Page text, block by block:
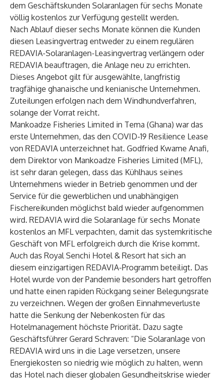
dem Geschäftskunden Solaranlagen für sechs Monate
völlig kostenlos zur Verfügung gestellt werden.
Nach Ablauf dieser sechs Monate können die Kunden
diesen Leasingvertrag entweder zu einem regulären
REDAVIA-Solaranlagen-Leasingvertrag verlängern oder
REDAVIA beauftragen, die Anlage neu zu errichten.
Dieses Angebot gilt für ausgewählte, langfristig
tragfähige ghanaische und kenianische Unternehmen.
Zuteilungen erfolgen nach dem Windhundverfahren,
solange der Vorrat reicht.
Mankoadze Fisheries Limited in Tema (Ghana) war das
erste Unternehmen, das den COVID-19 Resilience Lease
von REDAVIA unterzeichnet hat. Godfried Kwame Anafi,
dem Direktor von Mankoadze Fisheries Limited (MFL),
ist sehr daran gelegen, dass das Kühlhaus seines
Unternehmens wieder in Betrieb genommen und der
Service für die gewerblichen und unabhängigen
Fischereikunden möglichst bald wieder aufgenommen
wird. REDAVIA wird die Solaranlage für sechs Monate
kostenlos an MFL verpachten, damit das systemkritische
Geschäft von MFL erfolgreich durch die Krise kommt.
Auch das Royal Senchi Hotel & Resort hat sich an
diesem einzigartigen REDAVIA-Programm beteiligt. Das
Hotel wurde von der Pandemie besonders hart getroffen
und hatte einen rapiden Rückgang seiner Belegungsrate
zu verzeichnen. Wegen der großen Einnahmeverluste
hatte die Senkung der Nebenkosten für das
Hotelmanagement höchste Priorität. Dazu sagte
Geschäftsführer Gerard Schraven: “Die Solaranlage von
REDAVIA wird uns in die Lage versetzen, unsere
Energiekosten so niedrig wie möglich zu halten, wenn
das Hotel nach dieser globalen Gesundheitskrise wieder